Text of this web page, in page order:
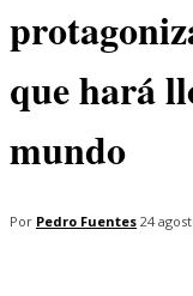
que hará
mundo
Por Pedro Fuentes 24